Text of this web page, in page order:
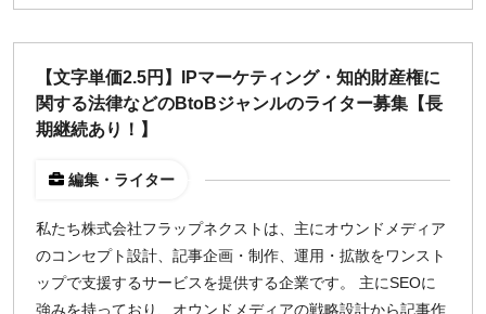
【文字単価2.5円】IPマーケティング・知的財産権に
関する法律などのBtoBジャンルのライター募集【長
期継続あり！】
編集・ライター
私たち株式会社フラップネクストは、主にオウンドメディア
のコンセプト設計、記事企画・制作、運用・拡散をワンスト
ップで支援するサービスを提供する企業です。 主にSEOに
強みを持っており、オウンドメディアの戦略設計から記事作